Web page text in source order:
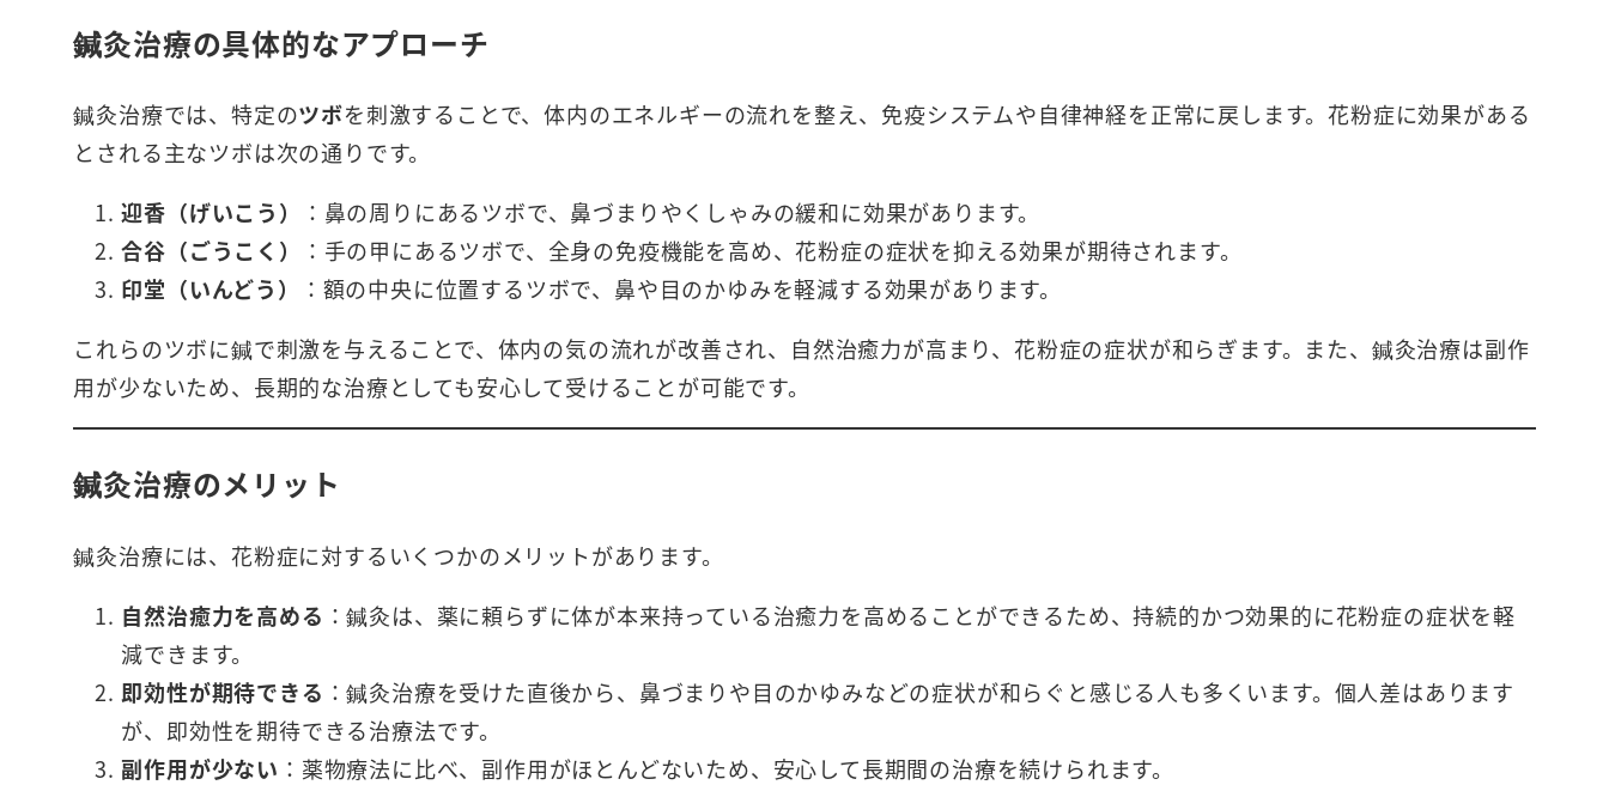
鍼灸治療の具体的なアプローチ
鍼灸治療では、特定のツボを刺激することで、体内のエネルギーの流れを整え、免疫システムや自律神経を正常に戻します。花粉症に効果がある
とされる主なツボは次の通りです。
迎香（げいこう）
：鼻の周りにあるツボで、鼻づまりやくしゃみの緩和に効果があります。
合谷（ごうこく）
：手の甲にあるツボで、全身の免疫機能を高め、花粉症の症状を抑える効果が期待されます。
印堂（いんどう）
：額の中央に位置するツボで、鼻や目のかゆみを軽減する効果があります。
これらのツボに鍼で刺激を与えることで、体内の気の流れが改善され、自然治癒力が高まり、花粉症の症状が和らぎます。また、鍼灸治療は副作
用が少ないため、長期的な治療としても安心して受けることが可能です。
鍼灸治療のメリット
鍼灸治療には、花粉症に対するいくつかのメリットがあります。
自然治癒力を高める ：鍼灸は、薬に頼らずに体が本来持っている治癒力を高めることができるため、持続的かつ効果的に花粉症の症状を軽
減できます。
即効性が期待できる ：鍼灸治療を受けた直後から、鼻づまりや目のかゆみなどの症状が和らぐと感じる人も多くいます。個人差はあります
が、即効性を期待できる治療法です。
副作用が少ない ：薬物療法に比べ、副作用がほとんどないため、安心して長期間の治療を続けられます。